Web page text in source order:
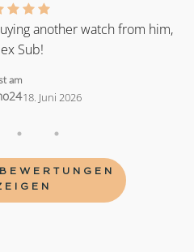
another watch from him,
Sub!
am
18. Juni 2026